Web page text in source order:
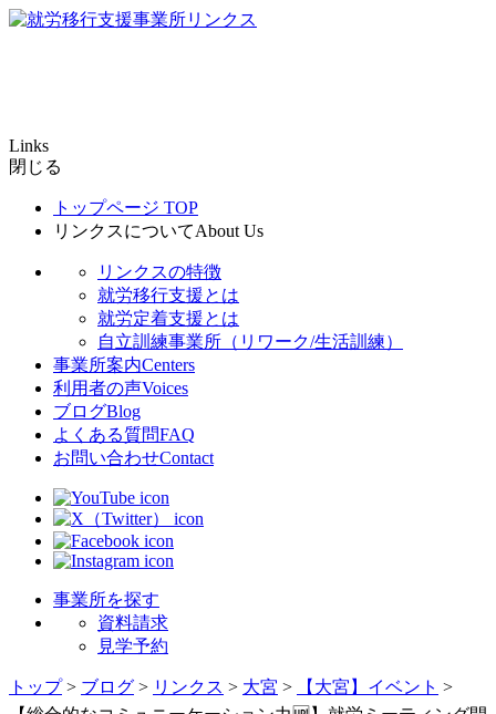
Links
閉じる
トップページ TOP
リンクスについてAbout Us
リンクスの特徴
就労移行支援とは
就労定着支援とは
自立訓練事業所（リワーク/生活訓練）
事業所案内Centers
利用者の声Voices
ブログBlog
よくある質問FAQ
お問い合わせContact
事業所を探す
資料請求
見学予約
トップ> ブログ > リンクス > 大宮 > 【大宮】イベント >